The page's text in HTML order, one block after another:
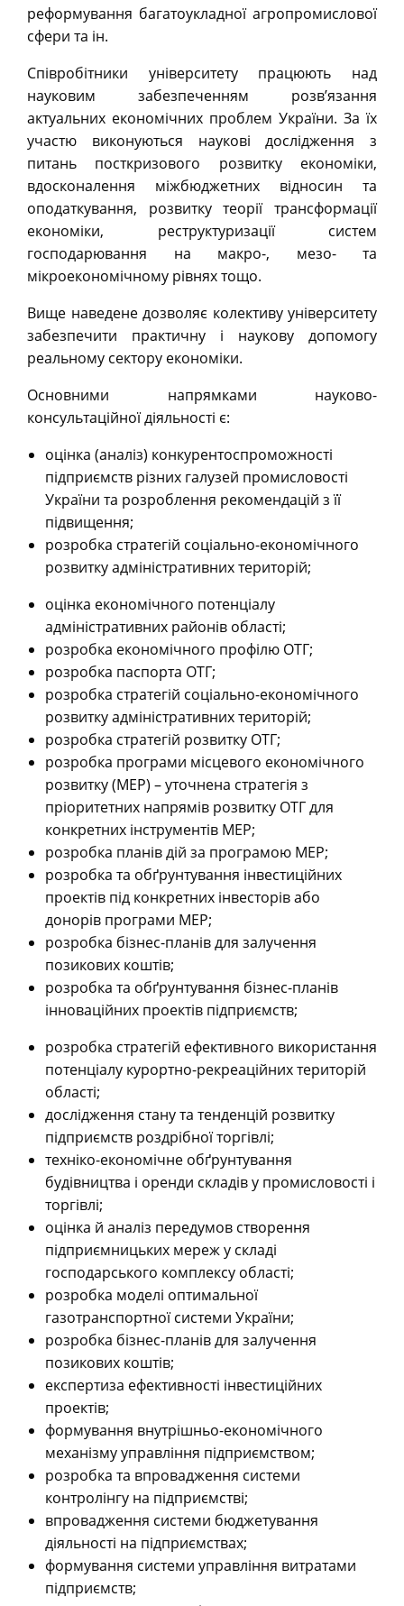
реформування багатоукладної агропромислової
сфери та ін.
Співробітники університету працюють над
науковим забезпеченням розв’язання
актуальних економічних проблем України. За їх
участю виконуються наукові дослідження з
питань посткризового розвитку економіки,
вдосконалення міжбюджетних відносин та
оподаткування, розвитку теорії трансформації
економіки, реструктуризації систем
господарювання на макро-, мезо- та
мікроекономічному рівнях тощо.
Вище наведене дозволяє колективу університету
забезпечити практичну і наукову допомогу
реальному сектору економіки.
Основними напрямками науково-
консультаційної діяльності є:
оцінка (аналіз) конкурентоспроможності
підприємств різних галузей промисловості
України та розроблення рекомендацій з її
підвищення;
розробка стратегій соціально-економічного
розвитку адміністративних територій;
оцінка економічного потенціалу
адміністративних районів області;
розробка економічного профілю ОТГ;
розробка паспорта ОТГ;
розробка стратегій соціально-економічного
розвитку адміністративних територій;
розробка стратегій розвитку ОТГ;
розробка програми місцевого економічного
розвитку (МЕР) – уточнена стратегія з
пріоритетних напрямів розвитку ОТГ для
конкретних інструментів МЕР;
розробка планів дій за програмою МЕР;
розробка та обґрунтування інвестиційних
проектів під конкретних інвесторів або
донорів програми МЕР;
розробка бізнес-планів для залучення
позикових коштів;
розробка та обґрунтування бізнес-планів
інноваційних проектів підприємств;
розробка стратегій ефективного використання
потенціалу курортно-рекреаційних територій
області;
дослідження стану та тенденцій розвитку
підприємств роздрібної торгівлі;
техніко-економічне обґрунтування
будівництва і оренди складів у промисловості і
торгівлі;
оцінка й аналіз передумов створення
підприємницьких мереж у складі
господарського комплексу області;
розробка моделі оптимальної
газотранспортної системи України;
розробка бізнес-планів для залучення
позикових коштів;
експертиза ефективності інвестиційних
проектів;
формування внутрішньо-економічного
механізму управління підприємством;
розробка та впровадження системи
контролінгу на підприємстві;
впровадження системи бюджетування
діяльності на підприємствах;
формування системи управління витратами
підприємств;